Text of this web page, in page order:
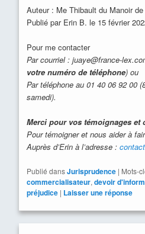
Auteur : Me Thibault du Manoir
Publié par Erin B. le 15 février
Pour me contacter
Par courriel : juaye@france-
votre numéro de téléphone) ou
Par téléphone au 01 40 06 92 00
samedi).
Merci pour vos témoignages et
Pour témoigner et nous aider à
Auprès d’Erin à l’adresse :
Publié dansJurisprudence | Mots-
commercialisateur, devoir
préjudice | Laisser une réponse